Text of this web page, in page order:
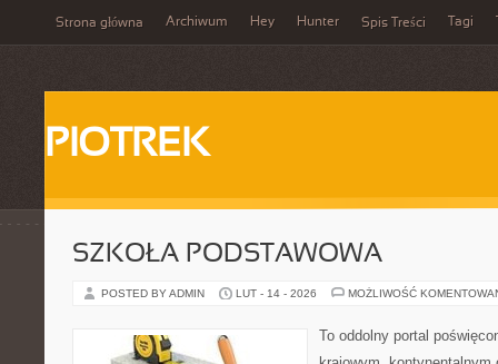
Strona główna Archiwum Hey Hunter Spis Treści Tagi
PIOTREK
SZKOŁA PODSTAWOWA
POSTED BY ADMIN LUT - 14 - 2026 MOŻLIWOŚĆ
To oddolny portal